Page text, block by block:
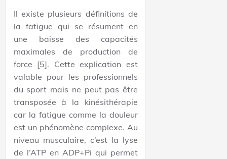
Il existe plusieurs définitions de
la fatigue qui se résument en
une baisse des capacités
maximales de production de
force [5]. Cette explication est
valable pour les professionnels
du sport mais ne peut pas être
transposée à la kinésithérapie
car la fatigue comme la douleur
est un phénomène complexe. Au
niveau musculaire, c’est la lyse
de l’ATP en ADP+Pi qui permet